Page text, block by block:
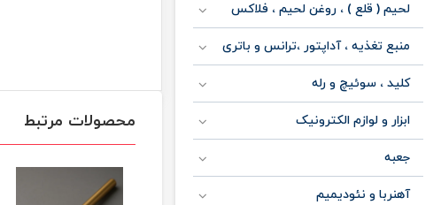
لحیم ( قلع ) ، روغن لحیم ، فلاکس
منبع تغذیه ، آداپتور ،ترانس و باتری
کلید ، سوئیچ و رله
ابزار و لوازم الکترونیک
جعبه
آهنربا و نئودیمیم
محصولات مرتبط